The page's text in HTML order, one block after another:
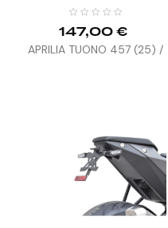
147,00 €
APRILIA TUONO 457 (25) /